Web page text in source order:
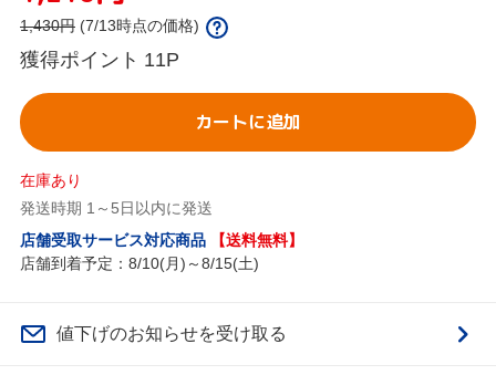
1,430円 (7/13時点の価格)
獲得ポイント 11P
カートに追加
在庫あり
発送時期 1～5日以内に発送
店舗受取サービス対応商品
【送料無料】
店舗到着予定：8/10(月)～8/15(土)
値下げのお知らせを受け取る